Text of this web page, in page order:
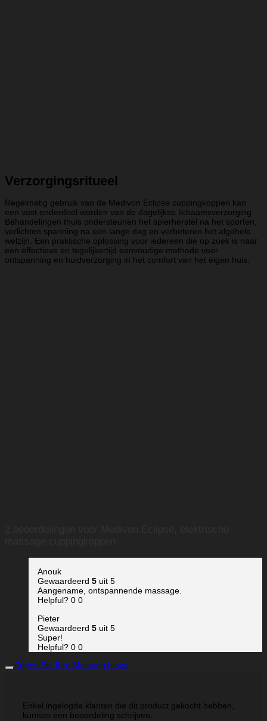
Verzorgingsritueel
Regelmatig gebruik van de Medivon Eclipse cuppingkoppen kan
een vast onderdeel worden van de dagelijkse lichaamsverzorging.
Behandelingen thuis ondersteunen het spierherstel na het sporten,
verlichten spanning na een lange dag en verbeteren het algehele
welzijn. Een praktische oplossing voor iedereen die op zoek is naar
een effectieve en tegelijkertijd eenvoudige methode voor
ontspanning en huidverzorging in het comfort van het eigen huis.
Anouk
Gewaardeerd 5 uit 5
Aangename, ontspannende massage.
Helpful? 0 0
Pieter
Gewaardeerd 5 uit 5
Super!
Helpful? 0 0
Fügen Sie Ihre Meinung hinzu
Enkel ingelogde klanten die dit product gekocht hebben,
kunnen een beoordeling schrijven.